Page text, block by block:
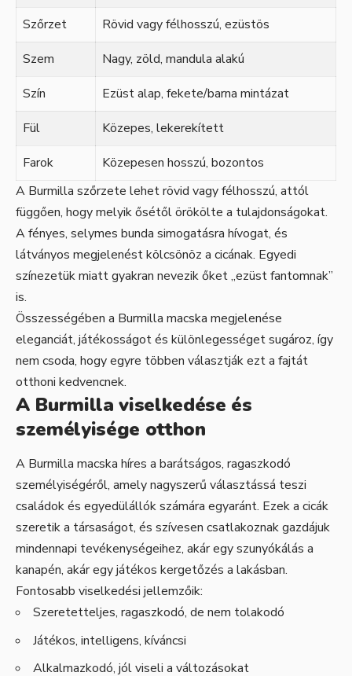
Szőrzet
Rövid vagy félhosszú, ezüstös
Szem
Nagy, zöld, mandula alakú
Szín
Ezüst alap, fekete/barna mintázat
Fül
Közepes, lekerekített
Farok
Közepesen hosszú, bozontos
A Burmilla szőrzete lehet rövid vagy félhosszú, attól
függően, hogy melyik ősétől örökölte a tulajdonságokat.
A fényes, selymes bunda simogatásra hívogat, és
látványos megjelenést kölcsönöz a cicának. Egyedi
színezetük miatt gyakran nevezik őket „ezüst fantomnak”
is.
Összességében a Burmilla macska megjelenése
eleganciát, játékosságot és különlegességet sugároz, így
nem csoda, hogy egyre többen választják ezt a fajtát
otthoni kedvencnek.
A Burmilla viselkedése és
személyisége otthon
A Burmilla macska híres a barátságos, ragaszkodó
személyiségéről, amely nagyszerű választássá teszi
családok és egyedülállók számára egyaránt. Ezek a cicák
szeretik a társaságot, és szívesen csatlakoznak gazdájuk
mindennapi tevékenységeihez, akár egy szunyókálás a
kanapén, akár egy játékos kergetőzés a lakásban.
Fontosabb viselkedési jellemzőik:
Szeretetteljes, ragaszkodó, de nem tolakodó
Játékos, intelligens, kíváncsi
Alkalmazkodó, jól viseli a változásokat